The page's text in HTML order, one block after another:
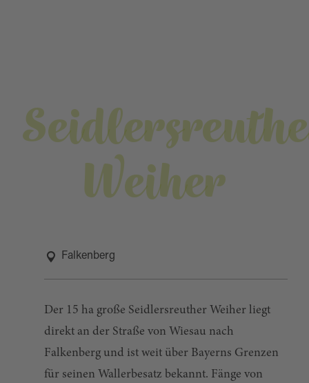
Weiher
Falkenberg
Der 15 ha große Seidlersreuther Weiher liegt
direkt an der Straße von Wiesau nach
Falkenberg und ist weit über Bayerns Grenzen
für seinen Wallerbesatz bekannt. Fänge von